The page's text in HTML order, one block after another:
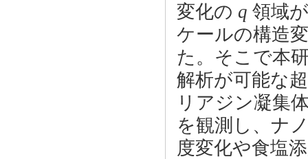
変化の q 領域
ケールの構造
た。そこで本
解析が可能な
リアジン凝集
を観測し、ナ
度変化や食塩